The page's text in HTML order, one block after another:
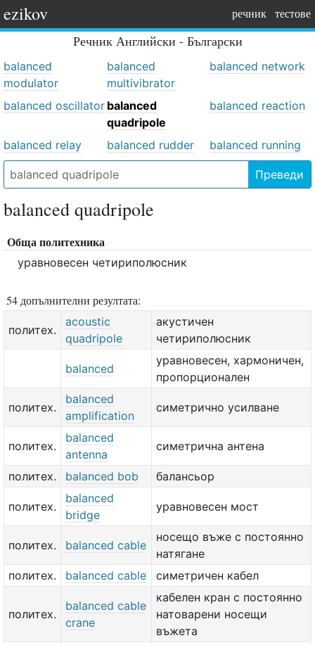
ezikov речник тестове
Речник Английски - Български
balanced
modulator
balanced
multivibrator
balanced network
balanced oscillator balanced
quadripole
balanced reaction
balanced relay balanced rudder balanced running
Преведи
balanced quadripole
Обща политехника
уравновесен четириполюсник
54 допълнителни резултата:
политех.
acoustic
quadripole
акустичен
четириполюсник
balanced
уравновесен, хармоничен,
пропорционален
политех.
balanced
amplification
симетрично усилване
политех.
balanced
antenna
симетрична антена
политех. balanced bob балансьор
политех.
balanced
bridge
уравновесен мост
политех. balanced cable
носещо въже с постоянно
натягане
политех.
balanced cable симетричен кабел
политех.
balanced cable
crane
кабелен кран с постоянно
натоварени носещи
въжета